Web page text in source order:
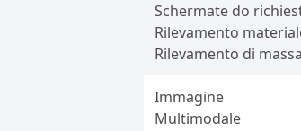
Schermate do
Rilevamento
Rilevamento di massa
Immagine
Multimodale